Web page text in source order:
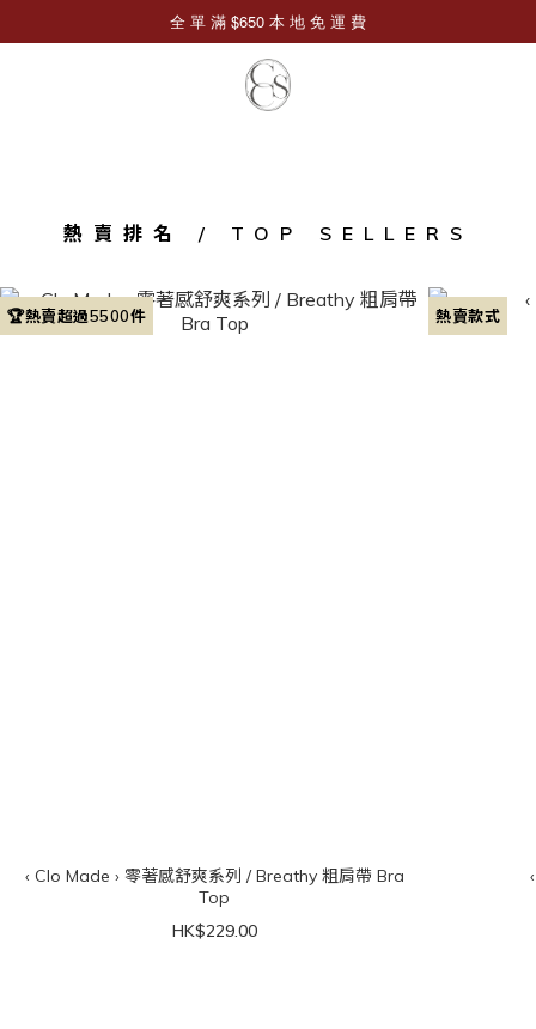
熱賣排名 / TOP SELLERS
🏆熱賣超過5500件
‹ Clo Made › 零著感舒爽系列 / Breathy 粗肩帶 Bra
Top
HK$229.00
熱賣款式